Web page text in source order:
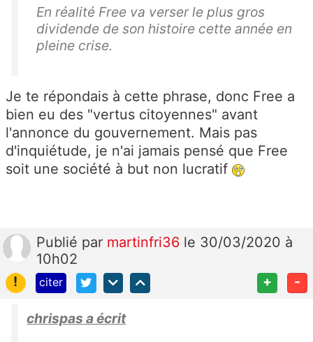
En réalité Free va verser le plus gros
dividende de son histoire cette année en
pleine crise.
Je te répondais à cette phrase, donc Free a
bien eu des "vertus citoyennes" avant
l'annonce du gouvernement. Mais pas
d'inquiétude, je n'ai jamais pensé que Free
soit une société à but non lucratif
Publié par martinfri36 le 30/03/2020 à
10h02
!
citer + -
chrispas a écrit